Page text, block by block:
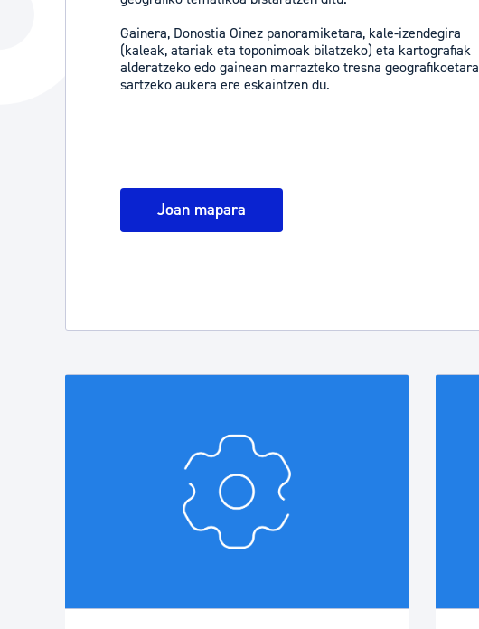
Hiria orain
Hiria ezagutu
Albisteak
​​​​​​​Gainera, Donostia Oinez panoramiketara, kale-izendegira
(kaleak, atariak eta toponimoak bilatzeko) eta kartografiak
alderatzeko edo gainean marrazteko tresna geografikoetara
sartzeko aukera ere eskaintzen du.
Joan mapara